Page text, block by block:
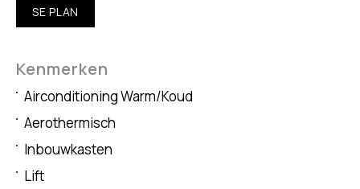
SE PLAN
Kenmerken
Airconditioning Warm/Koud
Aerothermisch
Inbouwkasten
Lift